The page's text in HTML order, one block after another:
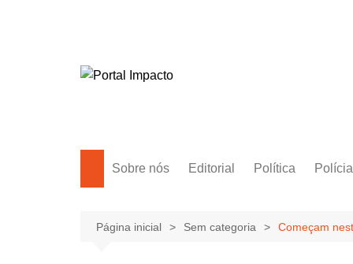
Sobre nós Editorial
Manaus
Política Polícia
Página inicial Sem categoria Começam